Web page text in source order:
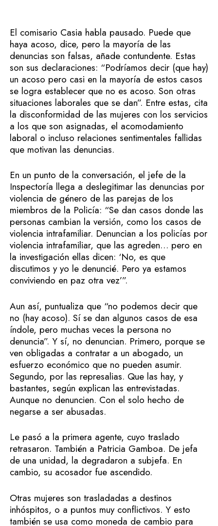
El comisario Casia habla pausado. Puede que
haya acoso, dice, pero la mayoría de las
denuncias son falsas, añade contundente. Estas
son sus declaraciones: “Podríamos decir (que hay)
un acoso pero casi en la mayoría de estos casos
se logra establecer que no es acoso. Son otras
situaciones laborales que se dan”. Entre estas, cita
la disconformidad de las mujeres con los servicios
a los que son asignadas, el acomodamiento
laboral o incluso relaciones sentimentales fallidas
que motivan las denuncias.
En un punto de la conversación, el jefe de la
Inspectoría llega a deslegitimar las denuncias por
violencia de género de las parejas de los
miembros de la Policía: “Se dan casos donde las
personas cambian la versión, como los casos de
violencia intrafamiliar. Denuncian a los policías por
violencia intrafamiliar, que las agreden… pero en
la investigación ellas dicen: ‘No, es que
discutimos y yo le denuncié. Pero ya estamos
conviviendo en paz otra vez’”.
Aun así, puntualiza que “no podemos decir que
no (hay acoso). Sí se dan algunos casos de esa
índole, pero muchas veces la persona no
denuncia”. Y sí, no denuncian. Primero, porque se
ven obligadas a contratar a un abogado, un
esfuerzo económico que no pueden asumir.
Segundo, por las represalias. Que las hay, y
bastantes, según explican las entrevistadas.
Aunque no denuncien. Con el solo hecho de
negarse a ser abusadas.
Le pasó a la primera agente, cuyo traslado
retrasaron. También a Patricia Gamboa. De jefa
de una unidad, la degradaron a subjefa. En
cambio, su acosador fue ascendido.
Otras mujeres son trasladadas a destinos
inhóspitos, o a puntos muy conflictivos. Y esto
también se usa como moneda de cambio para